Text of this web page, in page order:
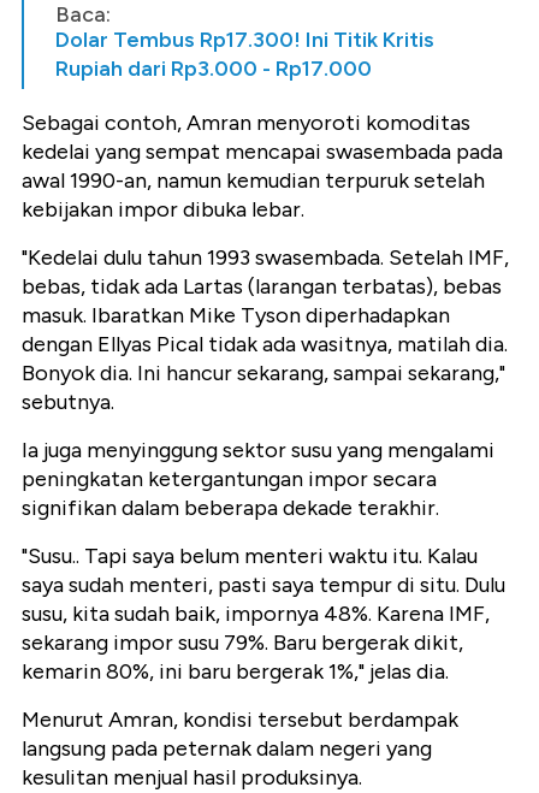
Baca:
Dolar Tembus Rp17.300! Ini Titik Kritis
Rupiah dari Rp3.000 - Rp17.000
Sebagai contoh, Amran menyoroti komoditas
kedelai yang sempat mencapai swasembada pada
awal 1990-an, namun kemudian terpuruk setelah
kebijakan impor dibuka lebar.
"Kedelai dulu tahun 1993 swasembada. Setelah IMF,
bebas, tidak ada Lartas (larangan terbatas), bebas
masuk. Ibaratkan Mike Tyson diperhadapkan
dengan Ellyas Pical tidak ada wasitnya, matilah dia.
Bonyok dia. Ini hancur sekarang, sampai sekarang,"
sebutnya.
Ia juga menyinggung sektor susu yang mengalami
peningkatan ketergantungan impor secara
signifikan dalam beberapa dekade terakhir.
"Susu.. Tapi saya belum menteri waktu itu. Kalau
saya sudah menteri, pasti saya tempur di situ. Dulu
susu, kita sudah baik, impornya 48%. Karena IMF,
sekarang impor susu 79%. Baru bergerak dikit,
kemarin 80%, ini baru bergerak 1%," jelas dia.
Menurut Amran, kondisi tersebut berdampak
langsung pada peternak dalam negeri yang
kesulitan menjual hasil produksinya.